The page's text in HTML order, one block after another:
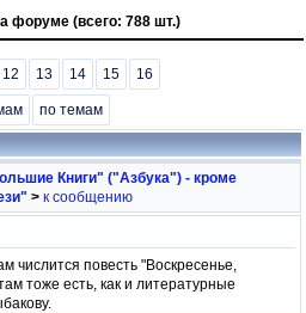
форуме (всего: 788 шт.)
12 13 14 15 16
по темам
Книги" ("Азбука") - кроме
> к сообщению
числится повесть "Воскресенье,
тоже есть, как и литературные